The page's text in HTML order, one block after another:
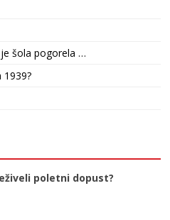
šola pogorela …
1939?
poletni dopust?